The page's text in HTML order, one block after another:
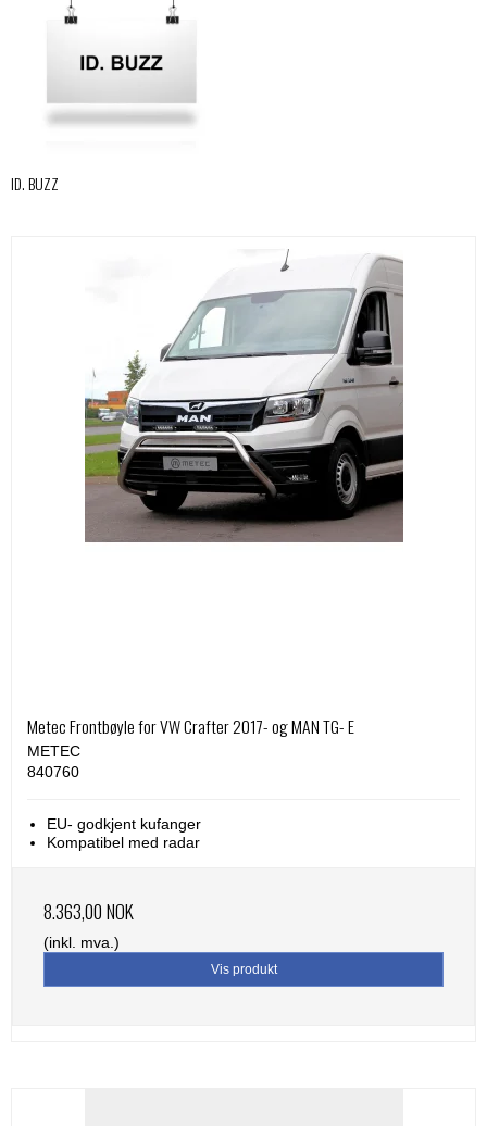
ID. BUZZ
Metec Frontbøyle for VW Crafter 2017- og MAN TG- E
METEC
840760
EU- godkjent kufanger
Kompatibel med radar
8.363,00 NOK
(inkl. mva.)
Vis produkt